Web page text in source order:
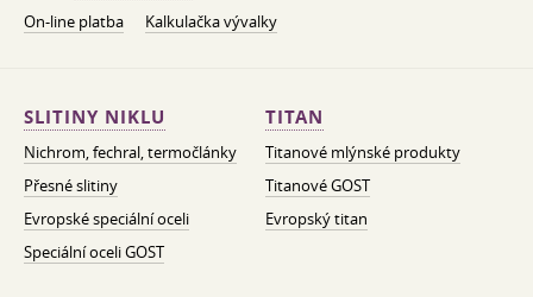
On-line platba
Kalkulačka vývalky
SLITINY NIKLU
Nichrom, fechral, termočlánky
Přesné slitiny
Evropské speciální oceli
Speciální oceli GOST
TITAN
Titanové mlýnské produkty
Titanové GOST
Evropský titan